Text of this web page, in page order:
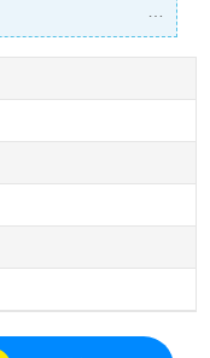
いたします。